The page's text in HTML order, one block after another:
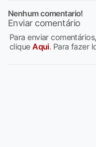
Nenhum comentario!
Enviar comentário
Para enviar
cliqueAqui. Para fazer